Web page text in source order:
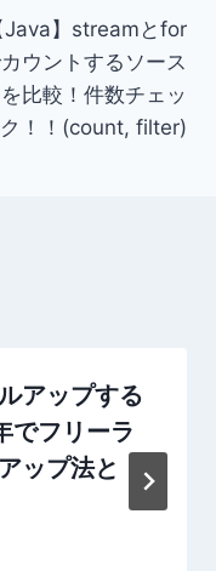
Java】streamとfor
ウントするソース
を比較！件数チェッ
ク！！(count, filter)
アップする
でフリーラ
ップ法と